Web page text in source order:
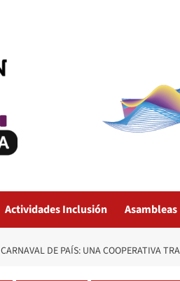
Actividades Inclusión Asambleas
CARNAVAL DE PAÍS: UNA COOPERATIVA